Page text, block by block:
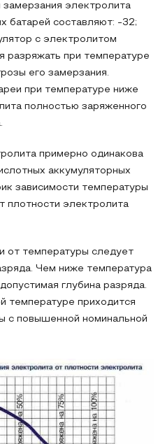
замерзания электролита
батарей составляют: -32;
с электролитом
разряжать при температуре
его замерзания.
при температуре ниже
полностью заряженного
примерно одинакова
аккумуляторных
зависимости температуры
плотности электролита
от температуры следует
Чем ниже температура
глубина разряда.
температуре приходится
с повышенной номинальной